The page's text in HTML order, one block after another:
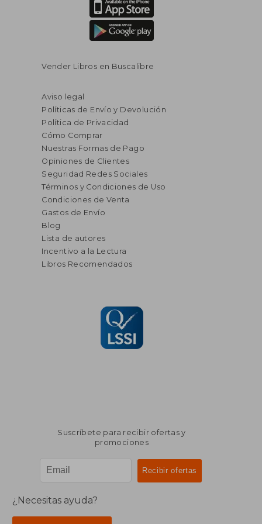
Vender Libros en Buscalibre
Aviso legal
Políticas de Envío y Devolución
Política de Privacidad
Cómo Comprar
Nuestras Formas de Pago
Opiniones de Clientes
Seguridad Redes Sociales
Términos y Condiciones de Uso
Condiciones de Venta
Gastos de Envío
Blog
Lista de autores
Incentivo a la Lectura
Libros Recomendados
Suscríbete para recibir ofertas y
promociones
¿Necesitas ayuda?